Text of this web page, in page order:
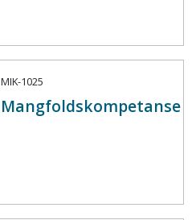
MIK-1025
Mangfoldskompetanse